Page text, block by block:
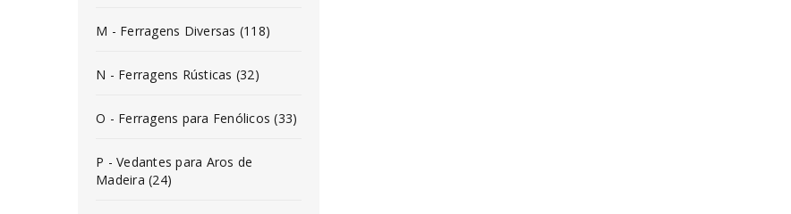
M - Ferragens Diversas (118)
N - Ferragens Rústicas (32)
O - Ferragens para Fenólicos (33)
P - Vedantes para Aros de
Madeira (24)